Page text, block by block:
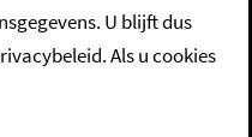
U blijft dus
Als u cookies